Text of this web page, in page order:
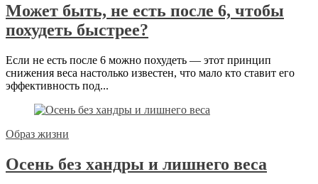
Может быть, не есть после 6, чтобы
похудеть быстрее?
Если не есть после 6 можно похудеть — этот принцип
снижения веса настолько известен, что мало кто ставит его
эффективность под...
Образ жизни
Осень без хандры и лишнего веса